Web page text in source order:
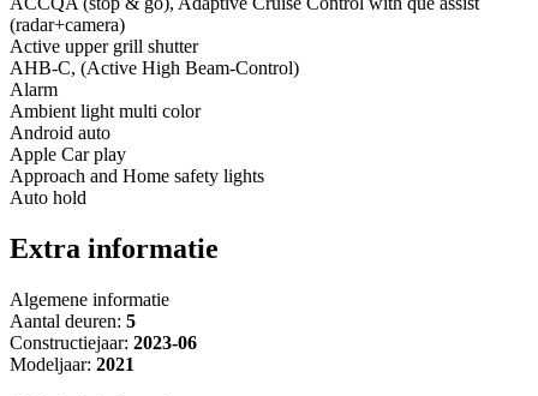
(radar+camera)
Active upper grill shutter
AHB-C, (Active High Beam-Control)
Alarm
Ambient light multi color
Android auto
Apple Car play
Approach and Home safety lights
Auto hold
Extra informatie
Algemene informatie
Aantal deuren: 5
Constructiejaar: 2023-06
Modeljaar: 2021